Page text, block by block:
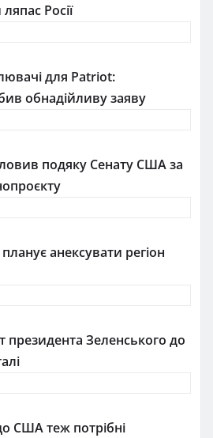
Росії
для Patriot:
обнадійливу заяву
подяку Сенату США за
анексувати регіон
президента Зеленського до
США теж потрібні